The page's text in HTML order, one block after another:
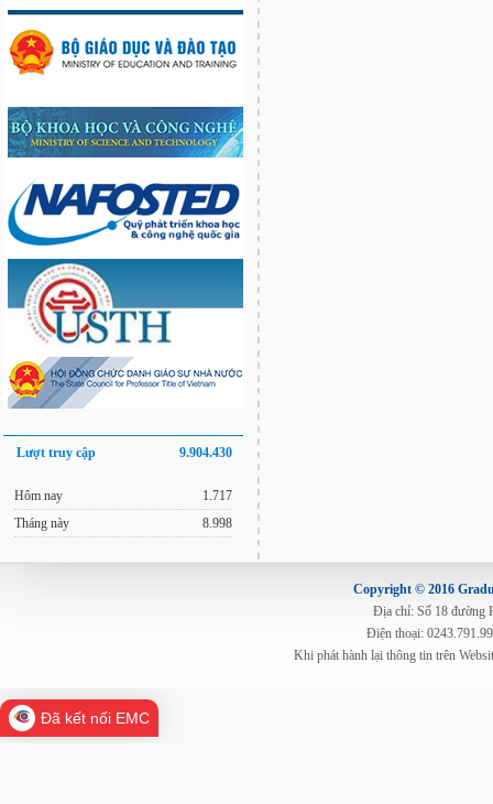
Lượt truy cập 9.904.430
Hôm nay
Tháng này
1.717
8.998
Copyright © 2016
Địa chỉ: Số 18 đường
Điện thoại:
Khi phát hành lại thông tin trên
Đã kết nối EMC